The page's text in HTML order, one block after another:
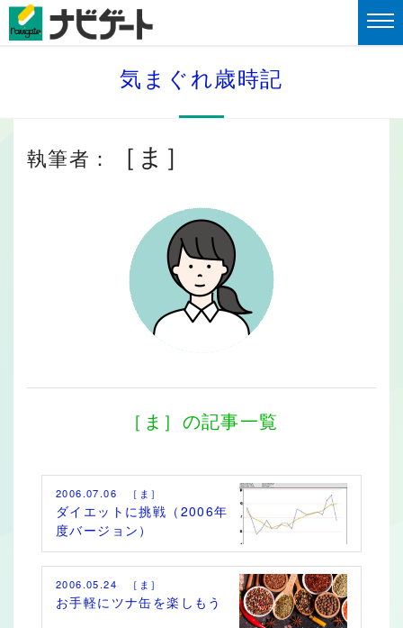
気まぐれ歳時記
執筆者： ［ま］
［ま］の記事一覧
2006.07.06 ［ま］
ダイエットに挑戦（2006年
度バージョン）
2006.05.24 ［ま］
お手軽にツナ缶を楽しもう